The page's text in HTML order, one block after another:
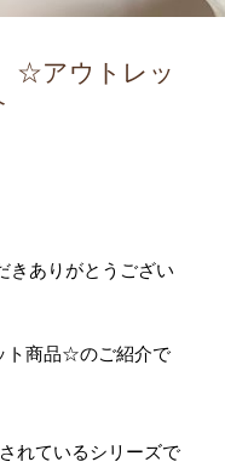
☆アウトレッ
きありがとうござい
ト商品☆のご紹介で
れているシリーズで